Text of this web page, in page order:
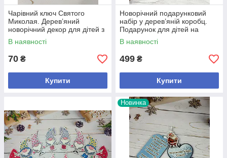
Чарівний ключ Святого
Миколая. Дерев’яний
новорічний декор для дітей з
біркою, подарунок під ялинку
В наявності
70 ₴
Купити
Новорічний подарунковий
набір у дерев’яній коробц.
Подарунок для дітей на
Різдво. Корпоративні
подарунки на Новий рік
В наявності
499 ₴
Купити
Новинка